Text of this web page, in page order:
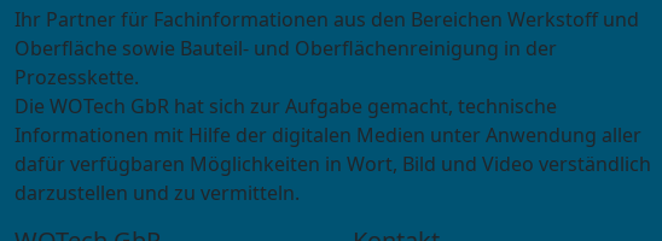
Ihr Partner für Fachinformationen aus den Bereichen Werkstoff und
Oberfläche sowie Bauteil- und Oberflächenreinigung in der
Prozesskette.
Die WOTech GbR hat sich zur Aufgabe gemacht, technische
Informationen mit Hilfe der digitalen Medien unter Anwendung aller
dafür verfügbaren Möglichkeiten in Wort, Bild und Video verständlich
darzustellen und zu vermitteln.